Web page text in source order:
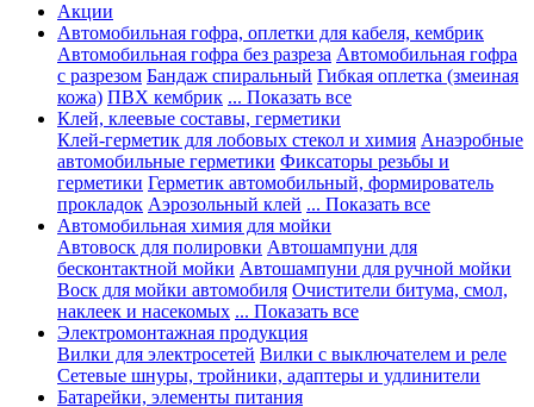
Акции
Автомобильная гофра, оплетки для кабеля, кембрик
Автомобильная гофра без разреза Автомобильная гофра
с разрезом Бандаж спиральный Гибкая оплетка (змеиная
кожа) ПВХ кембрик ... Показать все
Клей, клеевые составы, герметики
Клей-герметик для лобовых стекол и химия Анаэробные
автомобильные герметики Фиксаторы резьбы и
герметики Герметик автомобильный, формирователь
прокладок Аэрозольный клей ... Показать все
Автомобильная химия для мойки
Автовоск для полировки Автошампуни для
бесконтактной мойки Автошампуни для ручной мойки
Воск для мойки автомобиля Очистители битума, смол,
наклеек и насекомых ... Показать все
Электромонтажная продукция
Вилки для электросетей Вилки с выключателем и реле
Сетевые шнуры, тройники, адаптеры и удлинители
Батарейки, элементы питания